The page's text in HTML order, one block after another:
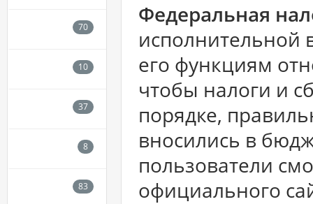
Федеральная
исполнительной
его функциям
чтобы налоги и
порядке,
вносились в
пользователи
официального